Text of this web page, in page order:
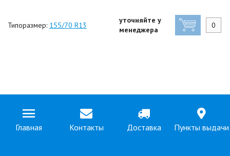
Типоразмер: 155/70 R13
уточняйте у
менеджера
Главная Контакты Доставка Пункты выдачи